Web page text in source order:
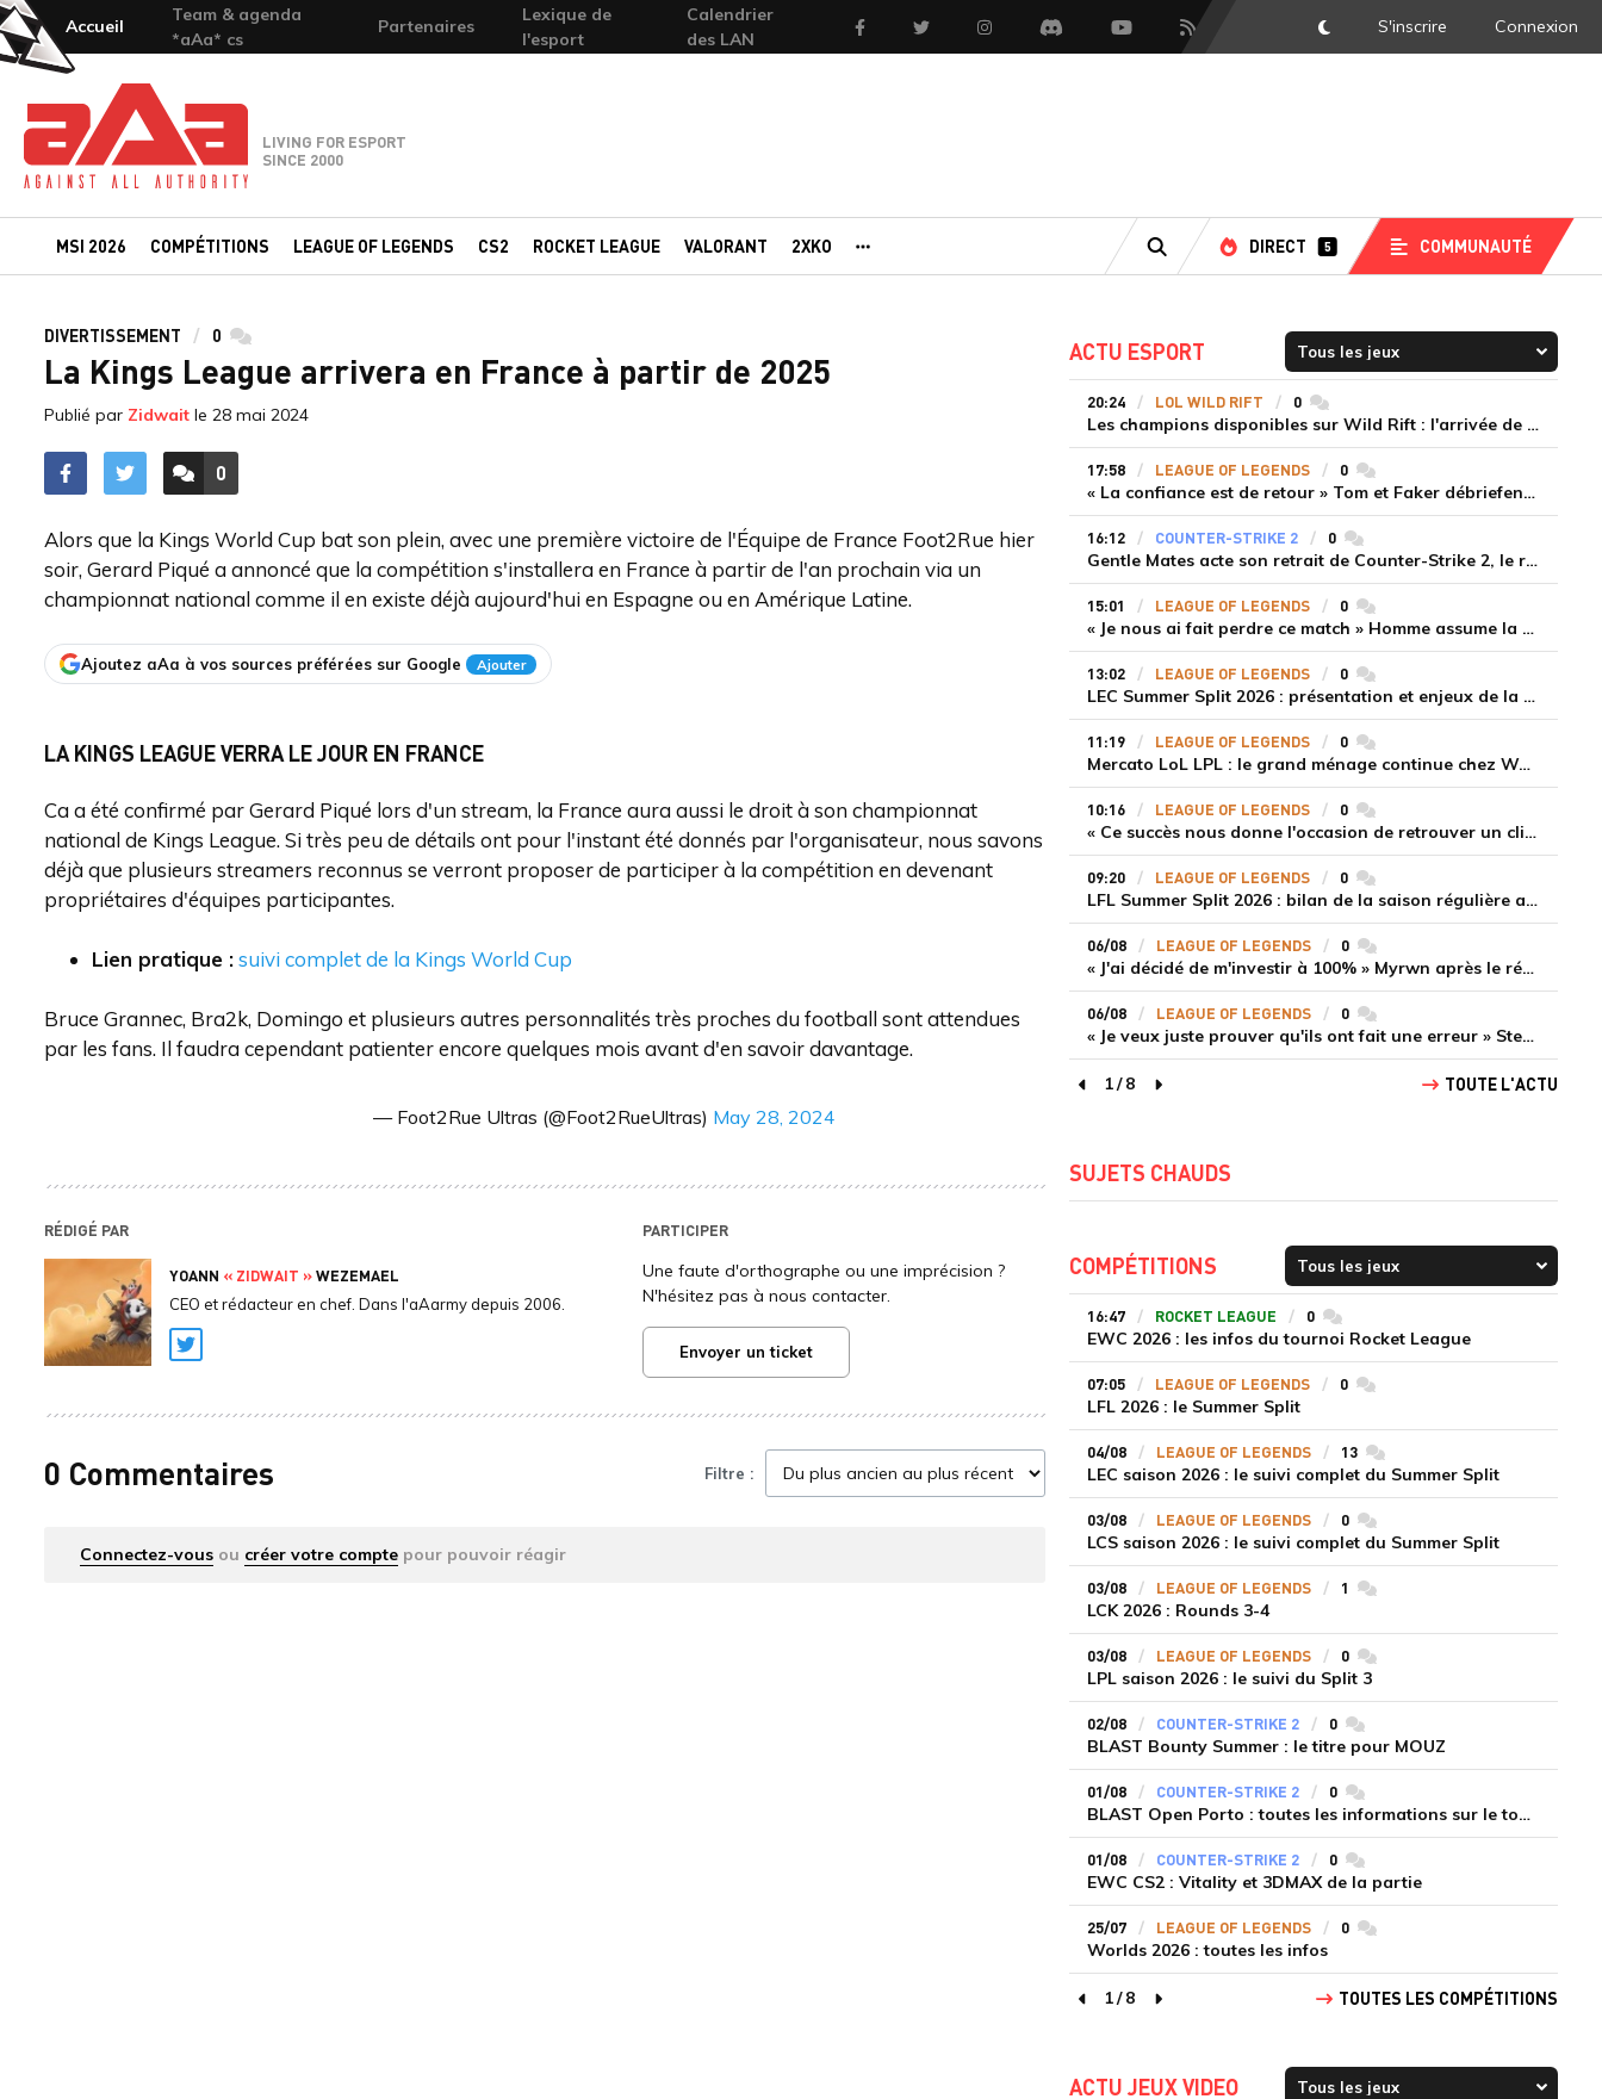
Accueil
Team & agenda
*aAa* cs
Partenaires
Lexique de
l'esport
Calendrier
des LAN
FacebookTwitter InstagramDiscord YoutubeFlux RSS DarkMode
S'inscrire Connexion
Team-aAa - against All authority
LIVING FOR ESPORT
SINCE 2000
MSI 2026 COMPÉTITIONS LEAGUE OF LEGENDS CS2 ROCKET LEAGUE VALORANT 2XKO
RECHERCHE
DIRECT 5 COMMUNAUTÉ
DIVERTISSEMENT 0 commentaires
La Kings League arrivera en France à partir de 2025
Publié par Zidwait le 28 mai 2024
ACCÉDER AUX
0
COMMENTAIRES
Alors que la Kings World Cup bat son plein, avec une première victoire de l'Équipe de France Foot2Rue hier
soir, Gerard Piqué a annoncé que la compétition s'installera en France à partir de l'an prochain via un
championnat national comme il en existe déjà aujourd'hui en Espagne ou en Amérique Latine.
Ajoutez aAa à vos sources préférées sur Google Ajouter
LA KINGS LEAGUE VERRA LE JOUR EN FRANCE
Ca a été confirmé par Gerard Piqué lors d'un stream, la France aura aussi le droit à son championnat
national de Kings League. Si très peu de détails ont pour l'instant été donnés par l'organisateur, nous savons
déjà que plusieurs streamers reconnus se verront proposer de participer à la compétition en devenant
propriétaires d'équipes participantes.
Lien pratique :suivi complet de la Kings World Cup
Bruce Grannec, Bra2k, Domingo et plusieurs autres personnalités très proches du football sont attendues
par les fans. Il faudra cependant patienter encore quelques mois avant d'en savoir davantage.
— Foot2Rue Ultras (@Foot2RueUltras) May 28, 2024
RÉDIGÉ PAR
YOANN « ZIDWAIT »WEZEMAEL
CEO et rédacteur en chef. Dans l'aAarmy depuis 2006.
Twitter
PARTICIPER
Une faute d'orthographe ou une imprécision ?
N'hésitez pas à nous contacter.
Envoyer un ticket
0 Commentaires Filtre :
Connectez-vous ou créer votre compte pour pouvoir réagir
ACTU ESPORT
20:24 LOL WILD RIFT 0commentaires
Les champions disponibles sur Wild Rift : l'arrivée de Cho'Gath
17:58 LEAGUE OF LEGENDS 0commentaires
« La confiance est de retour » Tom et Faker débriefent la victoire convaincante de T1 face à Dplus KIA
16:12 COUNTER-STRIKE 2 0commentaires
Gentle Mates acte son retrait de Counter-Strike 2, le roster ibérique libéré
15:01 LEAGUE OF LEGENDS 0commentaires
« Je nous ai fait perdre ce match » Homme assume la responsabilité de la défaite de HLE face à Gen.G
13:02 LEAGUE OF LEGENDS 0commentaires
LEC Summer Split 2026 : présentation et enjeux de la troisième semaine de compétition
11:19 LEAGUE OF LEGENDS 0commentaires
Mercato LoL LPL : le grand ménage continue chez Weibo Gaming, Jiejie quitte le navire au profit de Xiaohao
10:16 LEAGUE OF LEGENDS 0commentaires
« Ce succès nous donne l'occasion de retrouver un climat beaucoup plus positif » Ryu et Canyon soulagés après la victoire de Gen.G sur HLE
09:20 LEAGUE OF LEGENDS 0commentaires
LFL Summer Split 2026 : bilan de la saison régulière avec Solary en tête
06/08 LEAGUE OF LEGENDS 0commentaires
« J'ai décidé de m'investir à 100% » Myrwn après le réveil de Movistar KOI face à Fnatic
06/08 LEAGUE OF LEGENDS 0commentaires
« Je veux juste prouver qu'ils ont fait une erreur » Stend se confie sur son mercato chaotique et ses ambitions avec Shifters
page précédente
1/8
page suivante
TOUTE L'ACTU
SUJETS CHAUDS
COMPÉTITIONS
16:47 ROCKET LEAGUE 0commentaires
EWC 2026 : les infos du tournoi Rocket League
07:05 LEAGUE OF LEGENDS 0commentaires
LFL 2026 : le Summer Split
04/08 LEAGUE OF LEGENDS 13commentaires
LEC saison 2026 : le suivi complet du Summer Split
03/08 LEAGUE OF LEGENDS 0commentaires
LCS saison 2026 : le suivi complet du Summer Split
03/08 LEAGUE OF LEGENDS 1 commentaires
LCK 2026 : Rounds 3-4
03/08 LEAGUE OF LEGENDS 0commentaires
LPL saison 2026 : le suivi du Split 3
02/08 COUNTER-STRIKE 2 0commentaires
BLAST Bounty Summer : le titre pour MOUZ
01/08 COUNTER-STRIKE 2 0commentaires
BLAST Open Porto : toutes les informations sur le tournoi
01/08 COUNTER-STRIKE 2 0commentaires
EWC CS2 : Vitality et 3DMAX de la partie
25/07 LEAGUE OF LEGENDS 0commentaires
Worlds 2026 : toutes les infos
page précédente
1/8
page suivante
TOUTES LES COMPÉTITIONS
ACTU JEUX VIDEO